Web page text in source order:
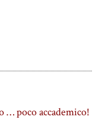
… poco accademico!